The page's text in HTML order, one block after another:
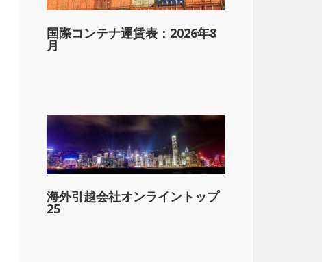
国際コンテナ運賃表：2026年8
月
海外引越会社オンライントップ
25